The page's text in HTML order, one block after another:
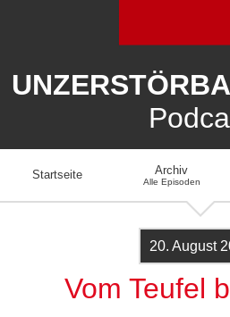
Startseite Archiv
Alle Episoden
20. August
Vom Teufel